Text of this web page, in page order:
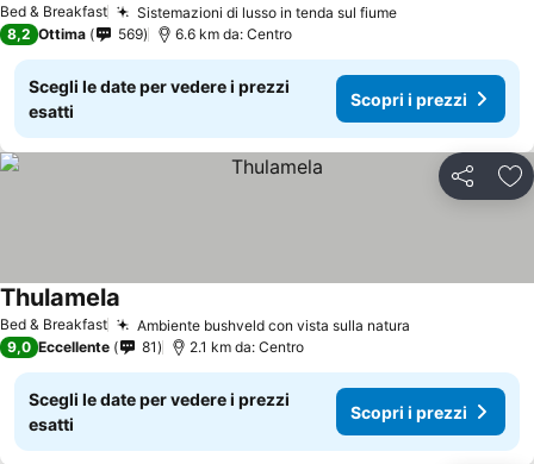
Bed & Breakfast Sistemazioni di lusso in tenda sul fiume
8,2 Ottima 569 6.6 km da: Centro
Scegli le date per vedere i prezzi
esatti
Scopri i prezzi
Condividi
Bed & Breakfast Ambiente bushveld con vista sulla natura
Thulamela
9,0 Eccellente 81 2.1 km da: Centro
Scegli le date per vedere i prezzi
esatti
Scopri i prezzi